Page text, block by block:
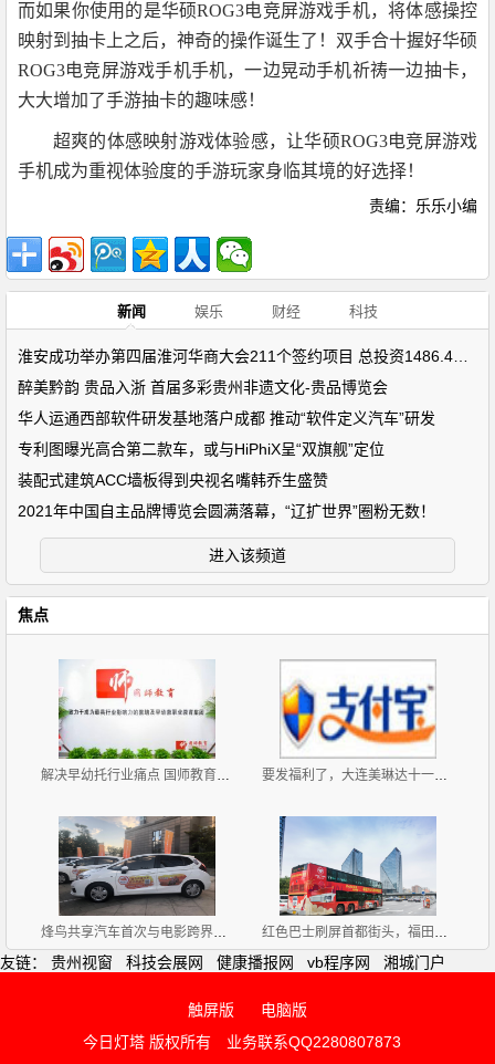
而如果你使用的是华硕ROG3电竞屏游戏手机，将体感操控
映射到抽卡上之后，神奇的操作诞生了！双手合十握好华硕
ROG3电竞屏游戏手机手机，一边晃动手机祈祷一边抽卡，
大大增加了手游抽卡的趣味感！
超爽的体感映射游戏体验感，让华硕ROG3电竞屏游戏
手机成为重视体验度的手游玩家身临其境的好选择！
责编：乐乐小编
新闻 娱乐 财经 科技
醉美黔韵 贵品入浙 首届多彩贵州非遗文化-贵品博览会
华人运通西部软件研发基地落户成都 推动“软件定义汽车”研发
专利图曝光高合第二款车，或与HiPhiX呈“双旗舰”定位
装配式建筑ACC墙板得到央视名嘴韩乔生盛赞
2021年中国自主品牌博览会圆满落幕，“辽扩世界”圈粉无数！
进入该频道
焦点
解决早幼托行业痛点 国师教育广州校区总部正式开业授 要发福利了，大连美琳达十一国庆礼遇季强势来袭！走起
烽鸟共享汽车首次与电影跨界合作 共同打造奇妙愿望季 红色巴士刷屏首都街头，福田汽车与盛世同行
友链： 贵州视窗 科技会展网 健康播报网 vb程序网 湘城门户
触屏版
电脑版
今日灯塔 版权所有
业务联系QQ2280807873